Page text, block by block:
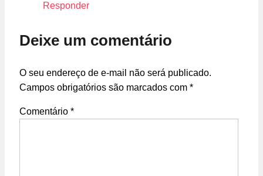
Responder
Deixe um comentário
O seu endereço de e-mail não será publicado.
Campos obrigatórios são marcados com *
Comentário *